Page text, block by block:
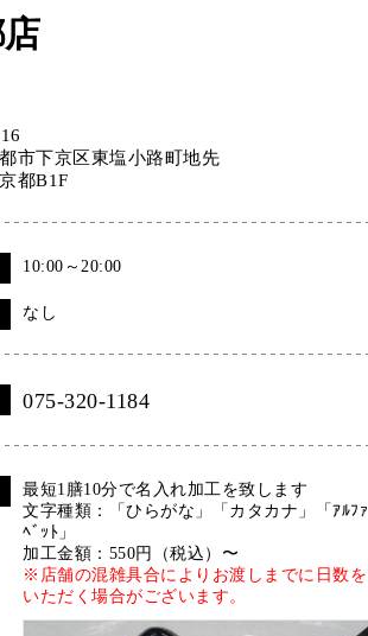
市下京区東塩小路町地先
都B1F
10:00～20:00
なし
075-320-1184
最短1膳10分で名入れ加工を致します
文字種類：「ひらがな」「カタカナ」「ｱﾙﾌｧ
ﾍﾞｯﾄ」
加工金額：550円（税込）〜
※店舗の混雑具合によりお渡しまでに日数を
いただく場合がございます。